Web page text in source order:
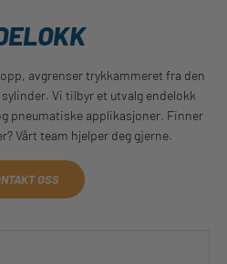
avgrenser trykkammeret fra den
Vi tilbyr et utvalg endelokk
pneumatiske applikasjoner. Finner
Vårt team hjelper deg gjerne.
OSS